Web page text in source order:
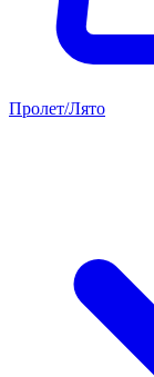
Пролет/Лято